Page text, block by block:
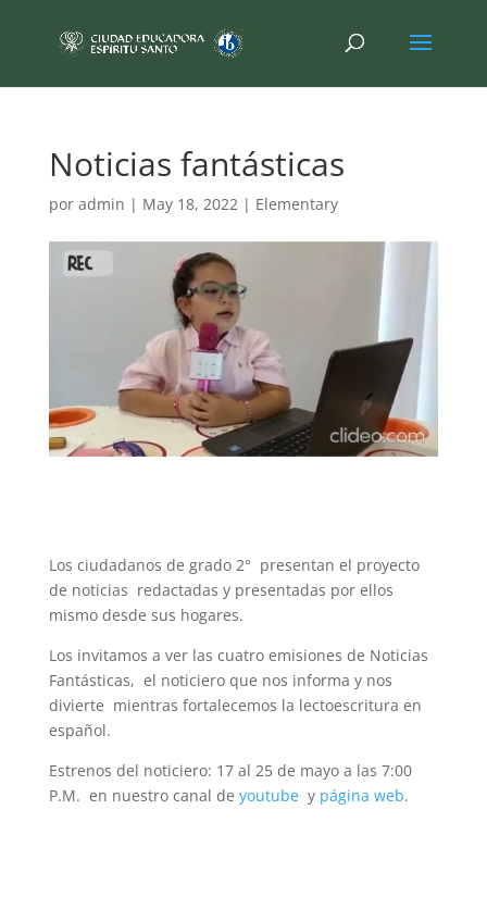
Noticias fantásticas
por admin | May 18, 2022| Elementary
Los ciudadanos de grado 2° presentan el proyecto
de noticias redactadas y presentadas por ellos
mismo desde sus hogares.
Los invitamos a ver las cuatro emisiones de Noticias
Fantásticas, el noticiero que nos informa y nos
divierte mientras fortalecemos la lectoescritura en
español.
Estrenos del noticiero: 17 al 25 de mayo a las 7:00
P.M. en nuestro canal de youtubey página web.